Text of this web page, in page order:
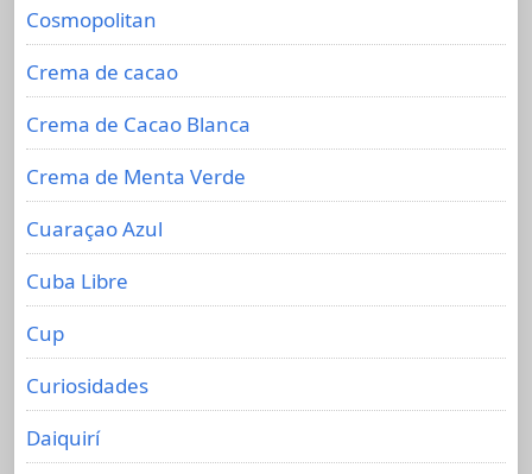
Cosmopolitan
Crema de cacao
Crema de Cacao Blanca
Crema de Menta Verde
Cuaraçao Azul
Cuba Libre
Cup
Curiosidades
Daiquirí